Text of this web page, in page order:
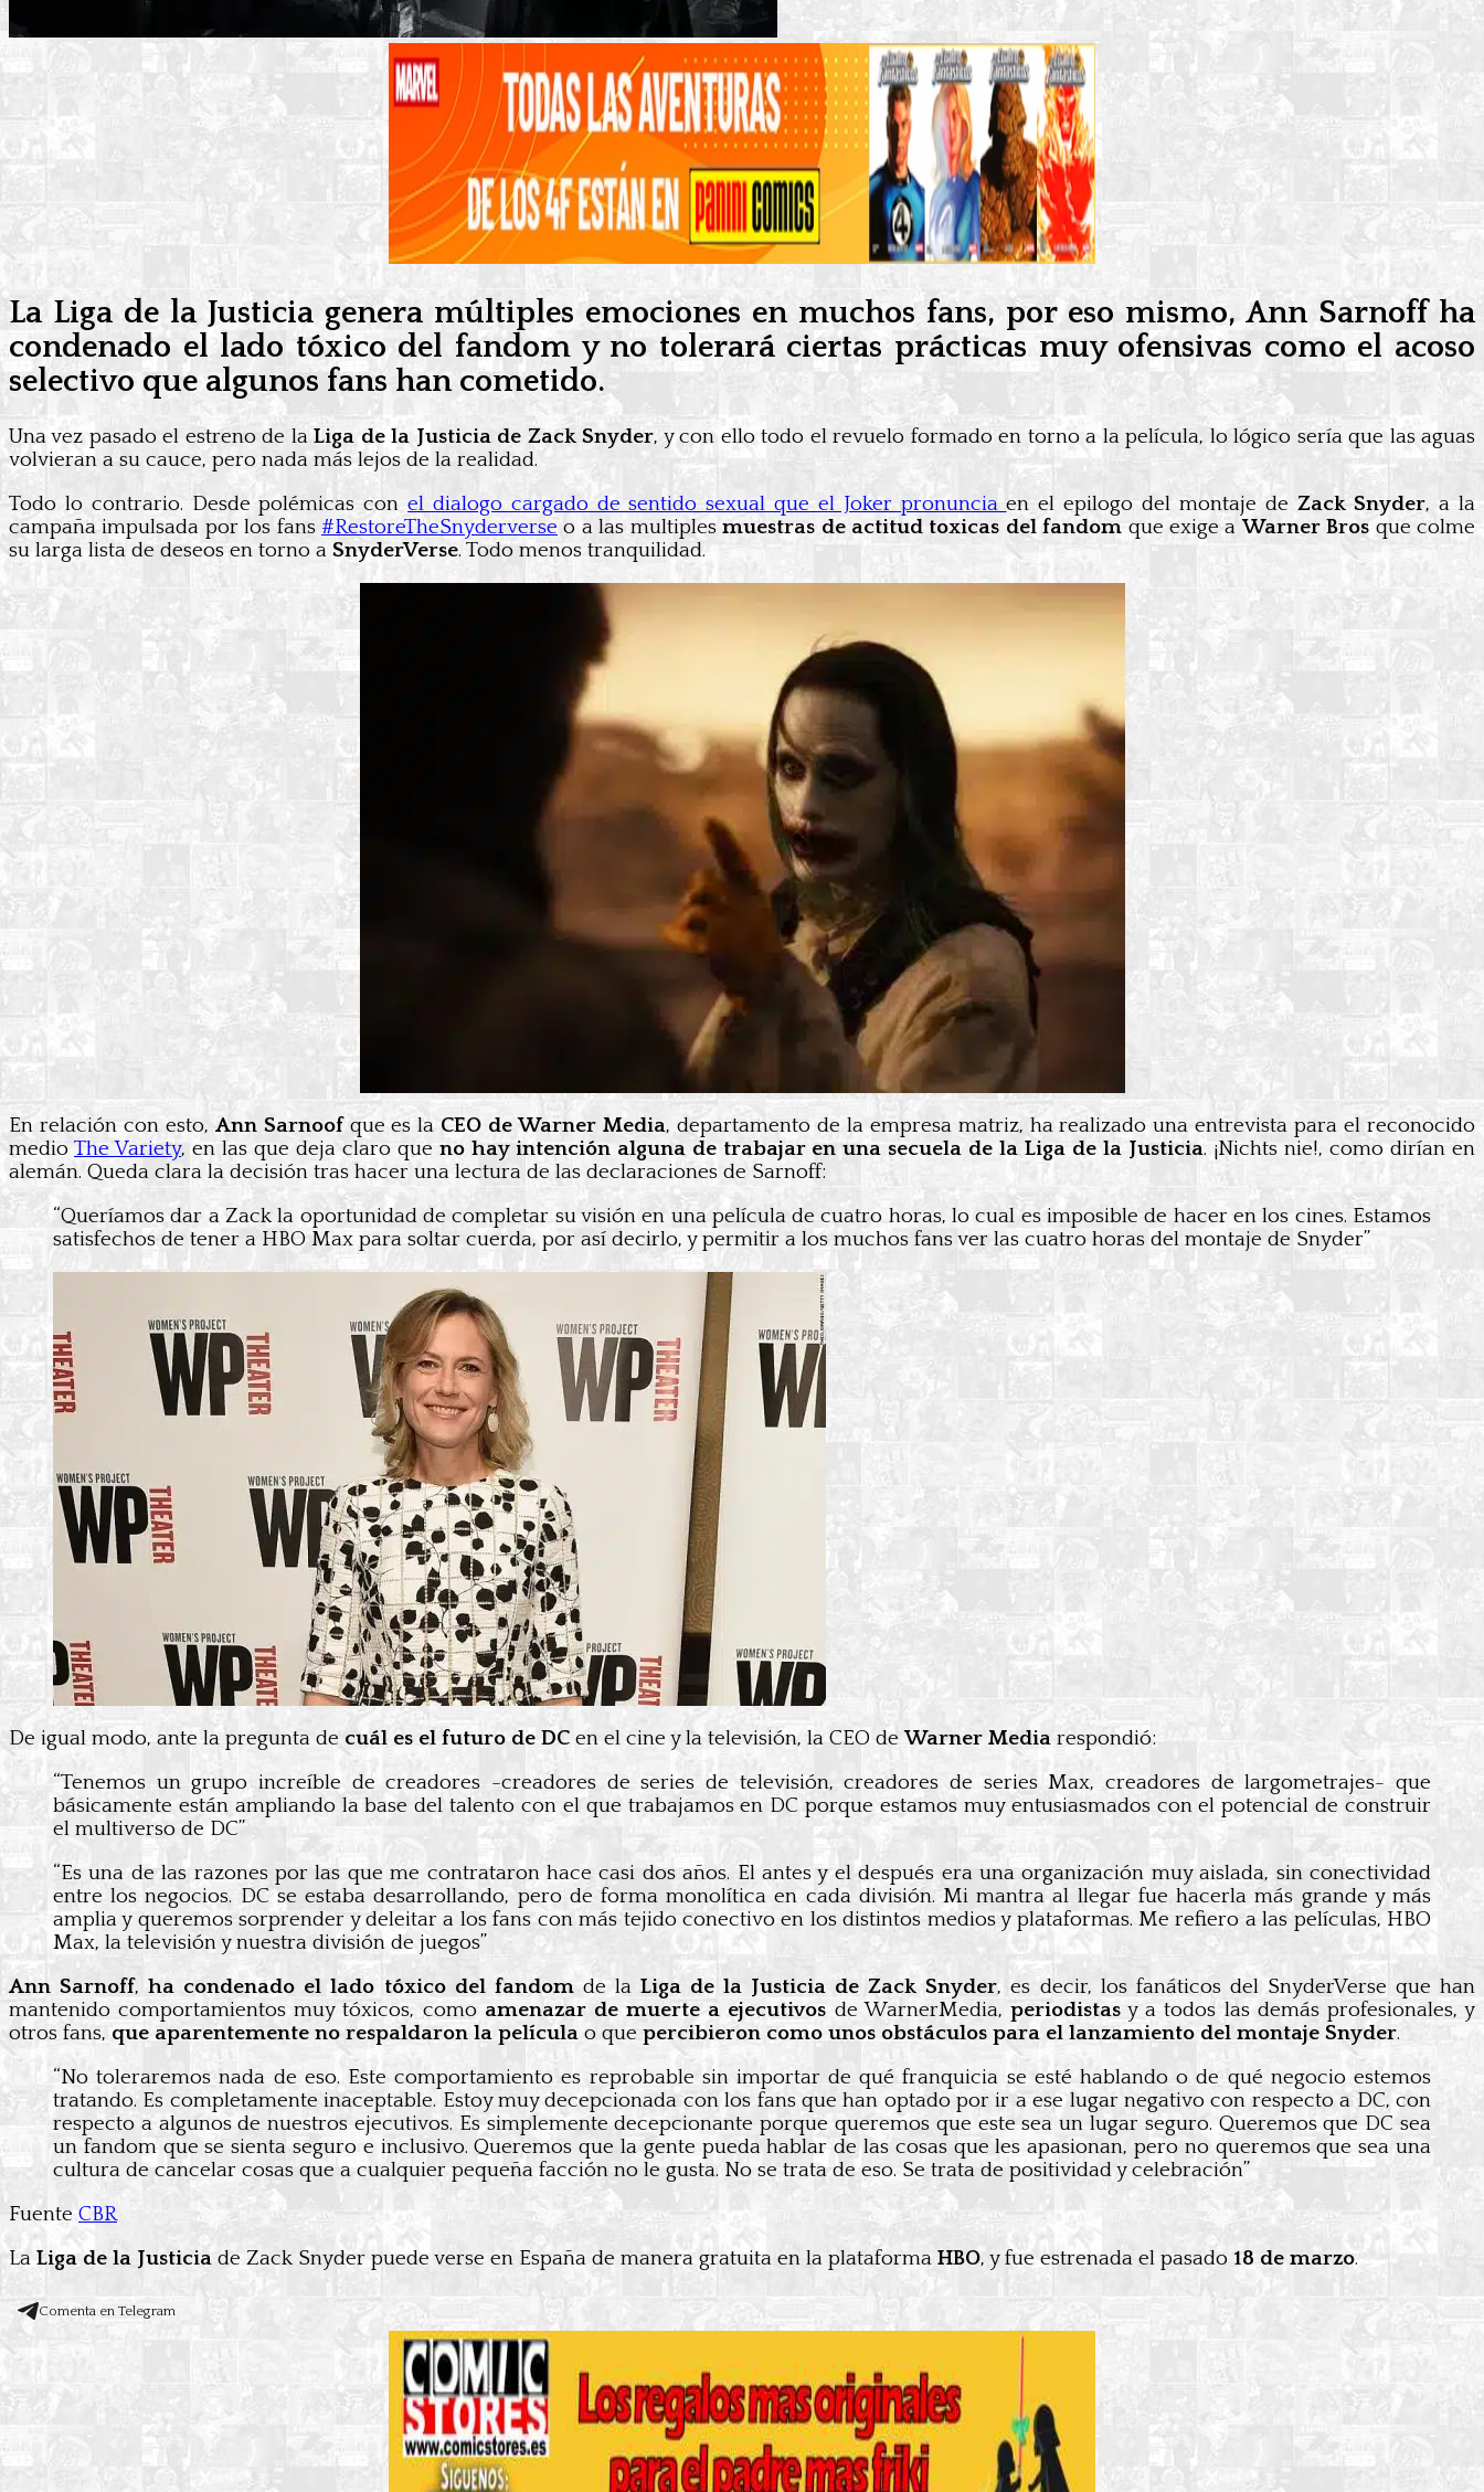
La Liga de la Justicia genera múltiples emociones en muchos fans, por eso mismo, Ann Sarnoff ha
condenado el lado tóxico del fandom y no tolerará ciertas prácticas muy ofensivas como el acoso
selectivo que algunos fans han cometido.
Una vez pasado el estreno de laLiga de la Justicia de Zack Snyder, y con ello todo el revuelo formado en torno a la película, lo lógico sería que las aguas
volvieran a su cauce, pero nada más lejos de la realidad.
Todo lo contrario. Desde polémicas conel dialogo cargado de sentido sexual que el Joker pronunciaen el epilogo del montaje deZack Snyder, a la
campaña impulsada por los fans #RestoreTheSnyderverse o a las multiplesmuestras de actitud toxicas del fandom que exige aWarner Brosque colme
su larga lista de deseos en torno a SnyderVerse. Todo menos tranquilidad.
En relación con esto,Ann Sarnoofque es la CEO de Warner Media, departamento de la empresa matriz, ha realizado una entrevista para el reconocido
medio The Variety, en las que deja claro que no hay intención alguna de trabajar en una secuela de la Liga de la Justicia. ¡Nichts nie!, como dirían en
alemán. Queda clara la decisión tras hacer una lectura de las declaraciones de Sarnoff:
“Queríamos dar a Zack la oportunidad de completar su visión en una película de cuatro horas, lo cual es imposible de hacer en los cines. Estamos
satisfechos de tener a HBO Max para soltar cuerda, por así decirlo, y permitir a los muchos fans ver las cuatro horas del montaje de Snyder”
De igual modo, ante la pregunta de cuál es el futuro de DC en el cine y la televisión, la CEO deWarner Media respondió:
“Tenemos un grupo increíble de creadores -creadores de series de televisión, creadores de series Max, creadores de largometrajes- que
básicamente están ampliando la base del talento con el que trabajamos en DC porque estamos muy entusiasmados con el potencial de construir
el multiverso de DC”
“Es una de las razones por las que me contrataron hace casi dos años. El antes y el después era una organización muy aislada, sin conectividad
entre los negocios. DC se estaba desarrollando, pero de forma monolítica en cada división. Mi mantra al llegar fue hacerla más grande y más
amplia y queremos sorprender y deleitar a los fans con más tejido conectivo en los distintos medios y plataformas. Me refiero a las películas, HBO
Max, la televisión y nuestra división de juegos”
Ann Sarnoff,ha condenado el lado tóxico del fandomde la Liga de la Justicia de Zack Snyder, es decir, los fanáticos del SnyderVerse que han
mantenido comportamientos muy tóxicos, como amenazar de muerte a ejecutivos de WarnerMedia, periodistasy a todos las demás profesionales, y
otros fans, que aparentemente no respaldaron la película o que percibieron como unos obstáculos para el lanzamiento del montaje Snyder.
“No toleraremos nada de eso. Este comportamiento es reprobable sin importar de qué franquicia se esté hablando o de qué negocio estemos
tratando. Es completamente inaceptable. Estoy muy decepcionada con los fans que han optado por ir a ese lugar negativo con respecto a DC, con
respecto a algunos de nuestros ejecutivos. Es simplemente decepcionante porque queremos que este sea un lugar seguro. Queremos que DC sea
un fandom que se sienta seguro e inclusivo. Queremos que la gente pueda hablar de las cosas que les apasionan, pero no queremos que sea una
cultura de cancelar cosas que a cualquier pequeña facción no le gusta. No se trata de eso. Se trata de positividad y celebración”
FuenteCBR
La Liga de la Justicia de Zack Snyder puede verse en España de manera gratuita en la plataforma HBO, y fue estrenada el pasado 18 de marzo.
Comenta en Telegram